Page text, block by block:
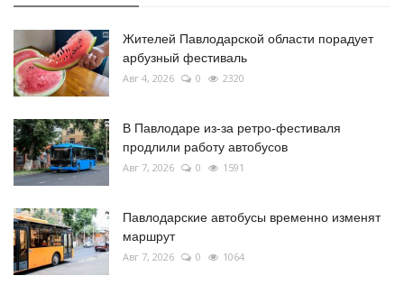
Жителей Павлодарской области порадует
арбузный фестиваль
Авг 4, 2026 0 2320
В Павлодаре из-за ретро-фестиваля
продлили работу автобусов
Авг 7, 2026 0 1591
Павлодарские автобусы временно изменят
маршрут
Авг 7, 2026 0 1064